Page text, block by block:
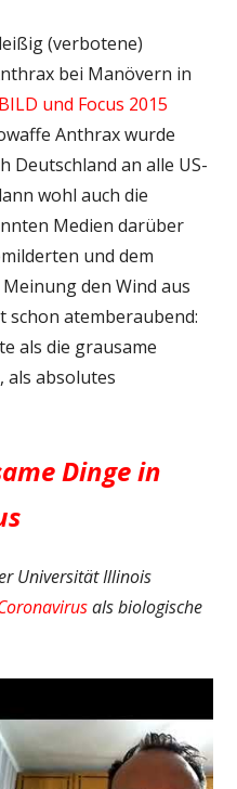
(verbotene)
bei Manövern in
und Focus 2015
Anthrax wurde
Deutschland an alle US-
wohl auch die
Medien darüber
und dem
den Wind aus
schon atemberaubend:
als die grausame
als absolutes
Dinge in
Universität Illinois
als biologische